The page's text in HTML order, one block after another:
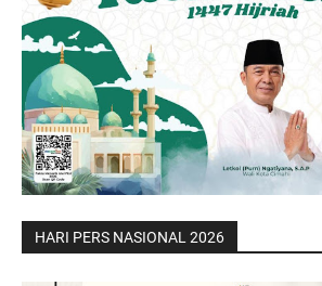
HARI PERS NASIONAL 2026